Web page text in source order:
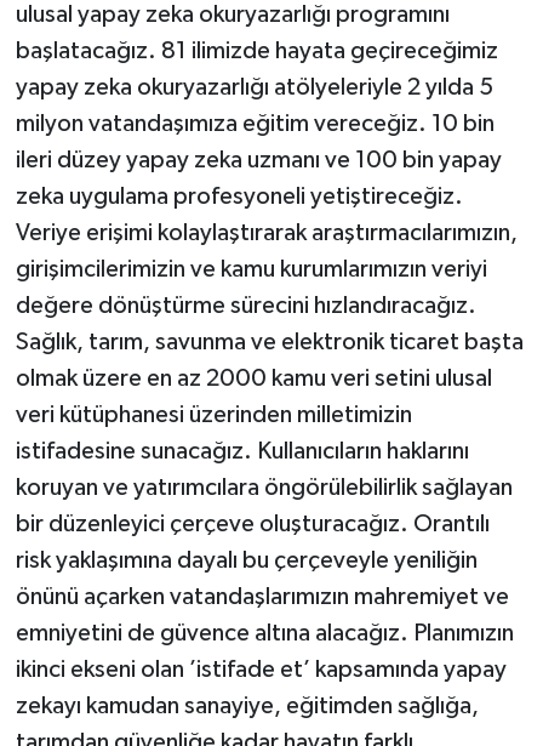
ulusal yapay zeka okuryazarlığı programını
başlatacağız. 81 ilimizde hayata geçireceğimiz
yapay zeka okuryazarlığı atölyeleriyle 2 yılda 5
milyon vatandaşımıza eğitim vereceğiz. 10 bin
ileri düzey yapay zeka uzmanı ve 100 bin yapay
zeka uygulama profesyoneli yetiştireceğiz.
Veriye erişimi kolaylaştırarak araştırmacılarımızın,
girişimcilerimizin ve kamu kurumlarımızın veriyi
değere dönüştürme sürecini hızlandıracağız.
Sağlık, tarım, savunma ve elektronik ticaret başta
olmak üzere en az 2000 kamu veri setini ulusal
veri kütüphanesi üzerinden milletimizin
istifadesine sunacağız. Kullanıcıların haklarını
koruyan ve yatırımcılara öngörülebilirlik sağlayan
bir düzenleyici çerçeve oluşturacağız. Orantılı
risk yaklaşımına dayalı bu çerçeveyle yeniliğin
önünü açarken vatandaşlarımızın mahremiyet ve
emniyetini de güvence altına alacağız. Planımızın
ikinci ekseni olan ’istifade et’ kapsamında yapay
zekayı kamudan sanayiye, eğitimden sağlığa,